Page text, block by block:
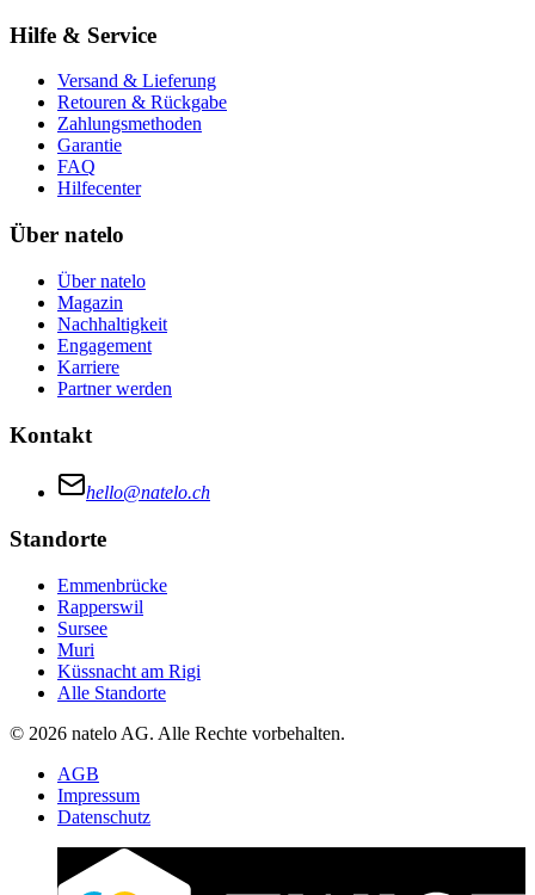
Hilfe & Service
Versand & Lieferung
Retouren & Rückgabe
Zahlungsmethoden
Garantie
FAQ
Hilfecenter
Über natelo
Über natelo
Magazin
Nachhaltigkeit
Engagement
Karriere
Partner werden
Kontakt
hello@natelo.ch
Standorte
Emmenbrücke
Rapperswil
Sursee
Muri
Küssnacht am Rigi
Alle Standorte
© 2026 natelo AG. Alle Rechte vorbehalten.
AGB
Impressum
Datenschutz